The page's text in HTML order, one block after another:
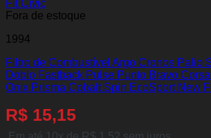
Fora de estoque
1994
Filtro de Combustível Argo Cronos Palio
Doblo Fastback Pulse Punto Bravo
Onix Prisma Cobalt Spin EcoSport New
R$ 15,15